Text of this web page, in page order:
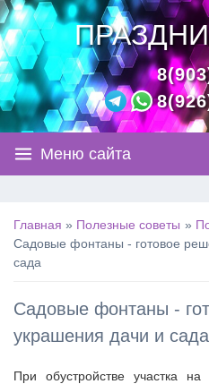
Меню сайта
Главная Полезные советы
Садовые фонтаны - готовое
сада
Садовые фонтаны -
украшения дачи и сада
При обустройстве участка